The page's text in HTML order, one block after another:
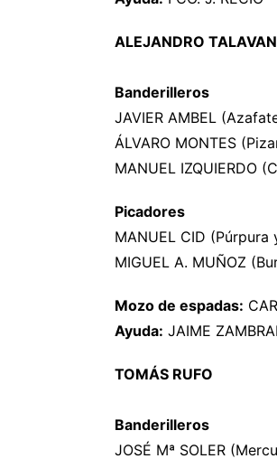
ALEJANDRO
Banderilleros
JAVIER AMBEL
ÁLVARO MONTES
MANUEL IZQUIERDO
Picadores
MANUEL CID (Púrpura
MIGUEL A. MUÑOZ
Mozo de espadas:
Ayuda: JAIME
TOMÁS RUFO
Banderilleros
JOSÉ Mª SOLER